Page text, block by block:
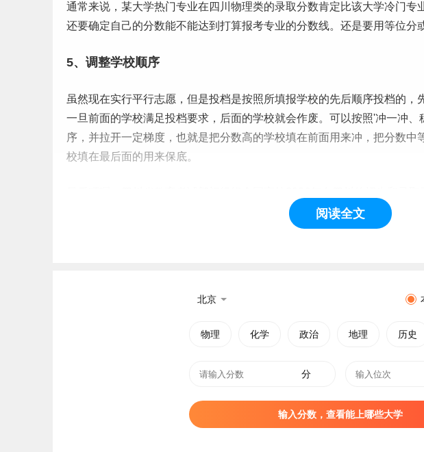
通常来说，某大学热门专业在四川物理类的录取分数肯定比该大学冷门专
还要确定自己的分数能不能达到打算报考专业的分数线。还是要用等位分
5、调整学校顺序
虽然现在实行平行志愿 ，但是投档是按照所填报学校的先后顺序投档的，
一旦前面的学校满足投档要求，后面的学校就会作废。可以按照'冲一冲
序，并拉开一定梯度，也就是把分数高的学校填在前面用来冲，把分数中
校填在最后面的用来保底。
看该学校2026年物理类在四川的招生计划、往年物理类在四川的录取分数
阅读全文
北京
物理 化学 政治 地理 历史
分
输入分数，查看能上哪些大学